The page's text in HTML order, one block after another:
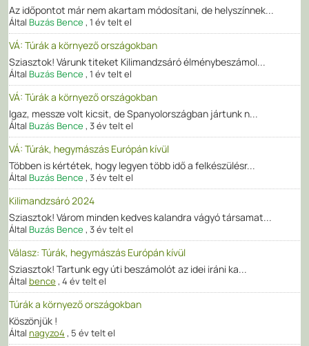
Az időpontot már nem akartam módosítani, de helyszínnek...
Által Buzás Bence , 1 év telt el
VÁ: Túrák a környező országokban
Sziasztok! Várunk titeket Kilimandzsáró élménybeszámol...
Által Buzás Bence , 1 év telt el
VÁ: Túrák a környező országokban
Igaz, messze volt kicsit, de Spanyolországban jártunk n...
Által Buzás Bence , 3 év telt el
VÁ: Túrák, hegymászás Európán kívül
Többen is kértétek, hogy legyen több idő a felkészülésr...
Által Buzás Bence , 3 év telt el
Kilimandzsáró 2024
Sziasztok! Várom minden kedves kalandra vágyó társamat...
Által Buzás Bence , 3 év telt el
Válasz: Túrák, hegymászás Európán kívül
Sziasztok! Tartunk egy úti beszámolót az idei iráni ka...
Által bence , 4 év telt el
Túrák a környező országokban
Köszönjük !
Által nagyzo4 , 5 év telt el